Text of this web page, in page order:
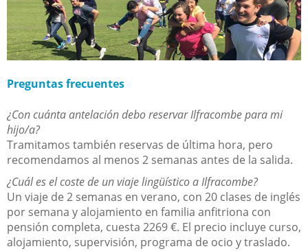
Preguntas frecuentes
¿Con cuánta antelación debo reservar Ilfracombe para mi
hijo/a?
Tramitamos también reservas de última hora, pero
recomendamos al menos 2 semanas antes de la salida.
¿Cuál es el coste de un viaje lingüístico a Ilfracombe?
Un viaje de 2 semanas en verano, con 20 clases de inglés
por semana y alojamiento en familia anfitriona con
pensión completa, cuesta 2269 €. El precio incluye curso,
alojamiento, supervisión, programa de ocio y traslado.